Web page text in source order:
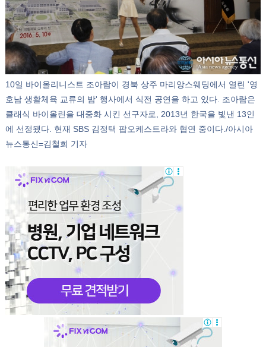
10일 바이올리니스트 조아람이 경북 상주 마리앙스웨딩에서 열린 '영
호남 생활체육 교류의 밤' 행사에서 식전 공연을 하고 있다. 조아람은
클래식 바이올린을 대중화 시킨 선구자로, 2013년 한국을 빛낸 13인
에 선정됐다. 현재 SBS 김정택 팝오케스트라와 협연 중이다./아시아
뉴스통신=김철희 기자